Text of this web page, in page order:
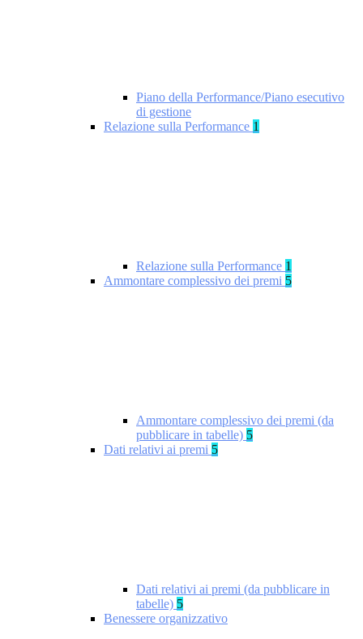
Piano della Performance/Piano esecutivo
di gestione
Relazione sulla Performance 1
Relazione sulla Performance 1
Ammontare complessivo dei premi 5
Ammontare complessivo dei premi (da
pubblicare in tabelle) 5
Dati relativi ai premi 5
Dati relativi ai premi (da pubblicare in
tabelle) 5
Benessere organizzativo